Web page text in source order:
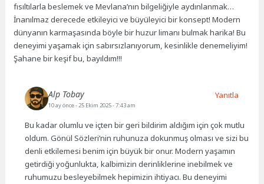
fısıltılarla beslemek ve Mevlana’nın bilgeliğiyle aydınlanmak…
İnanılmaz derecede etkileyici ve büyüleyici bir konsept! Modern
dünyanın karmaşasında böyle bir huzur limanı bulmak harika! Bu
deneyimi yaşamak için sabırsızlanıyorum, kesinlikle denemeliyim!
Şahane bir keşif bu, bayıldım!!!
Alp Tobay
10 ay önce- 25 Ekim 2025 - 7:43 am
Bu kadar olumlu ve içten bir geri bildirim aldığım için çok mutlu
oldum. Gönül Sözleri’nin ruhunuza dokunmuş olması ve sizi bu
denli etkilemesi benim için büyük bir onur. Modern yaşamın
getirdiği yoğunlukta, kalbimizin derinliklerine inebilmek ve
ruhumuzu besleyebilmek hepimizin ihtiyacı. Bu deneyimi
Yanıtla